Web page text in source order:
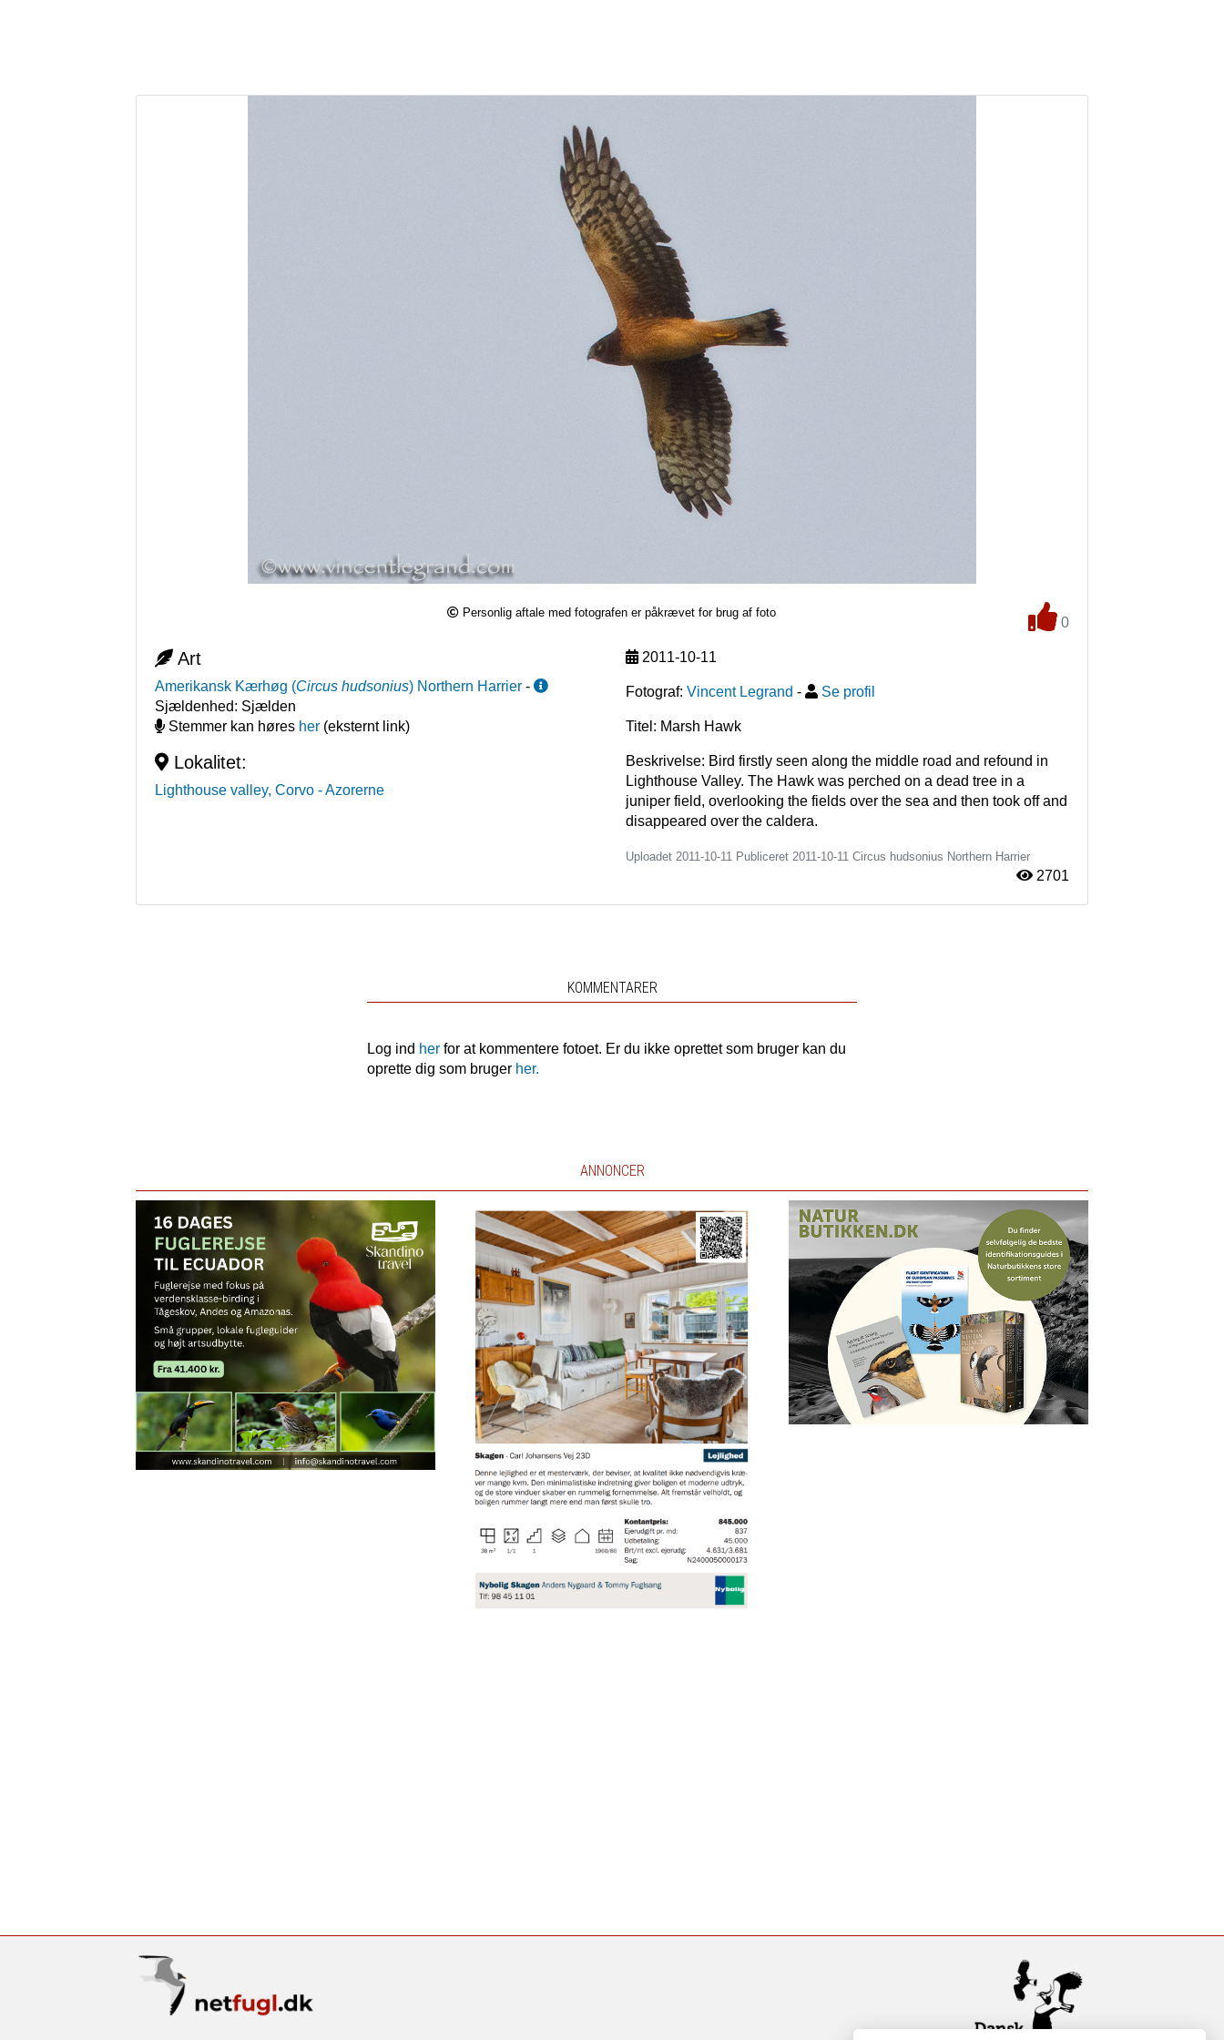
Personlig aftale med fotografen er påkrævet for brug af foto
0
Art
Amerikansk Kærhøg (Circus hudsonius) Northern Harrier -
Sjældenhed: Sjælden
Stemmer kan høres her (eksternt link)
Lokalitet:
Lighthouse valley, Corvo - Azorerne
2011-10-11
Fotograf: Vincent Legrand - Se profil
Titel: Marsh Hawk
Beskrivelse: Bird firstly seen along the middle road and refound in
Lighthouse Valley. The Hawk was perched on a dead tree in a
juniper field, overlooking the fields over the sea and then took off and
disappeared over the caldera.
Uploadet 2011-10-11 Publiceret 2011-10-11 Circus hudsonius Northern Harrier
2701
KOMMENTARER
Log ind her for at kommentere fotoet. Er du ikke oprettet som bruger kan du
oprette dig som bruger her.
ANNONCER